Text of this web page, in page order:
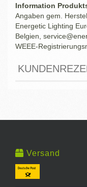
Information
Angaben gem.
Energetic Lighting
Belgien,
WEEE-
Versand